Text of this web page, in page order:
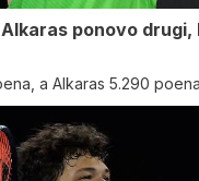
ponovo
a Alkaras 5.290